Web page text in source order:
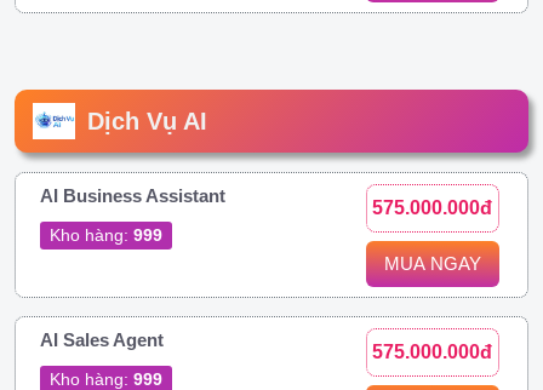
Dịch Vụ AI
AI Business Assistant
Kho hàng: 999
575.000.000đ
MUA NGAY
AI Sales Agent
Kho hàng: 999
575.000.000đ